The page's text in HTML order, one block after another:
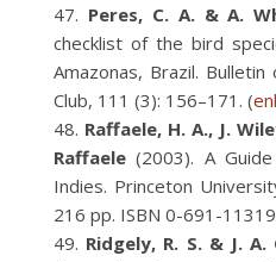
Peres, C. A. & A.
checklist of the bird
Amazonas, Brazil.
Club, 111 (3): 156–171. (
Raffaele, H. A., J.
Raffaele (2003). A
Indies. Princeton
216 pp. ISBN 0-691-
Ridgely, R. S. & J. A.